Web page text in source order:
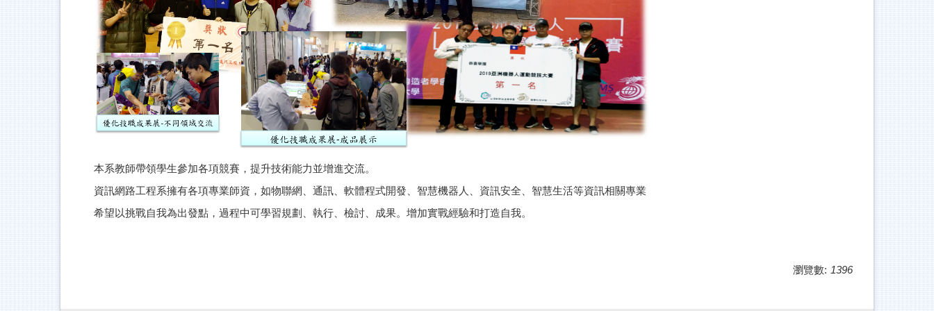
本系教師帶領學生參加各項競賽，提升技術能力並增進交流。
資訊網路工程系擁有各項專業師資，如物聯網、通訊、軟體程式開發、智慧機器人、資訊安全、智慧生活等資訊相關專業
希望以挑戰自我為出發點，過程中可學習規劃、執行、檢討、成果。增加實戰經驗和打造自我。
瀏覽數: 1396